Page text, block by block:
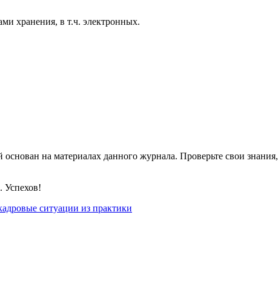
хранения, в т.ч. электронных.
на материалах данного журнала. Проверьте свои
Успехов!
ситуации из практики